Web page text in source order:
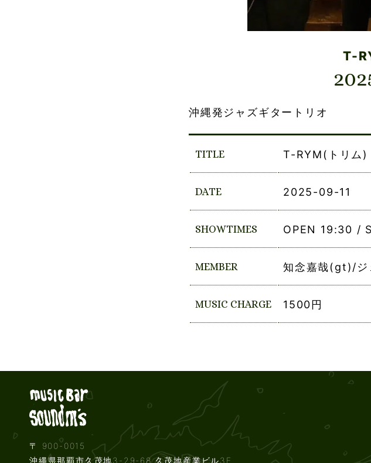
T-
沖縄発ジャズギタートリオ
TITLE T-RYM(トリム)
DATE 2025-09-11
SHOWTIMES OPEN 19:30 /
MEMBER 知念嘉哉(gt)/
MUSIC CHARGE 1500円
Live music bar SOUND
〒 900-0015
沖縄県那覇市久茂地3-29-68 久茂地産業ビル3F